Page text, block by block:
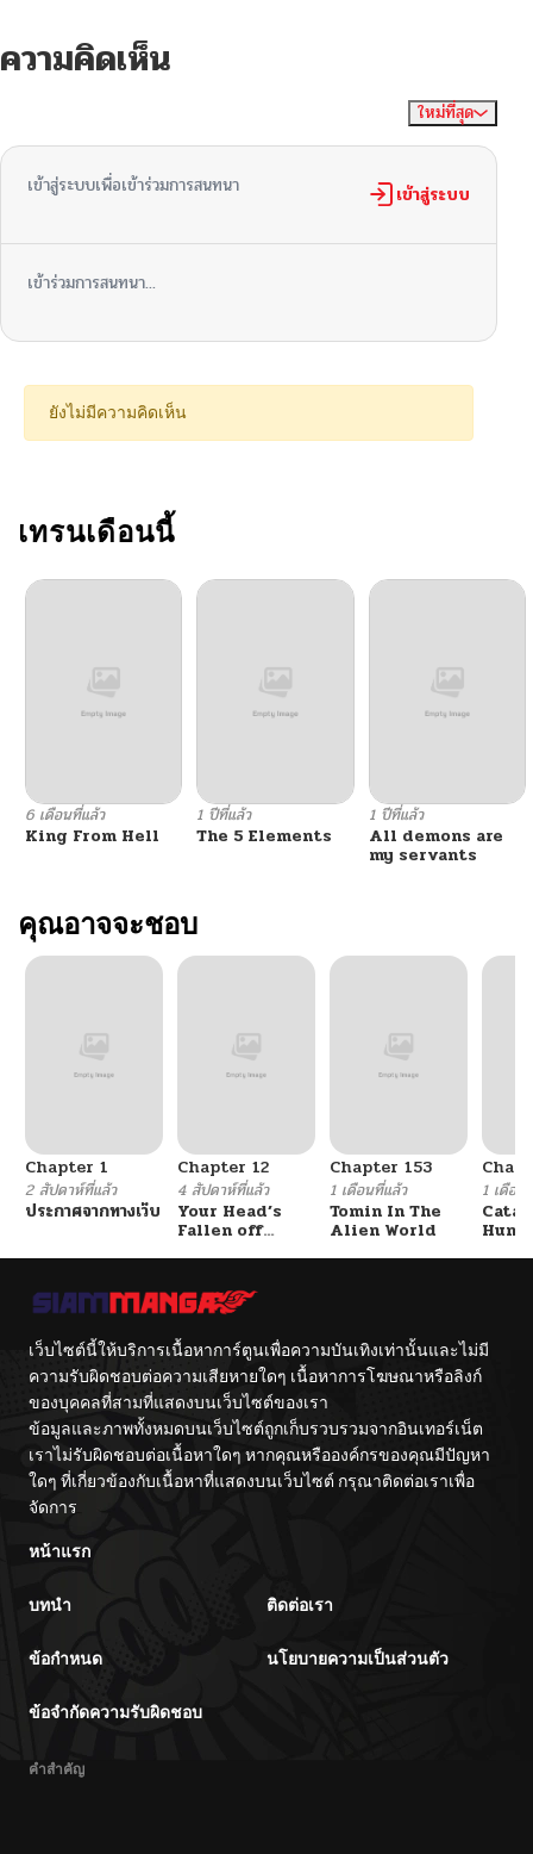
ความคิดเห็น
ใหม่ที่สุด
เข้าสู่ระบบเพื่อเข้าร่วมการสนทนา เข้าสู่ระบบ
เข้าร่วมการสนทนา...
ยังไม่มีความคิดเห็น
เทรนเดือนนี้
6 เดือนที่แล้ว
King From Hell
1 ปีที่แล้ว
The 5 Elements
1 ปีที่แล้ว
All demons are
my servants
คุณอาจจะชอบ
Chapter 1
2 สัปดาห์ที่แล้ว
ประกาศจากทางเว็บ
Chapter 12
4 สัปดาห์ที่แล้ว
Your Head’s
Fallen off
Chapter 153
1 เดือนที่แล้ว
Tomin In The
Alien World
1 เดือน
เว็บไซต์นี้ให้บริการเนื้อหาการ์ตูนเพื่อความบันเทิงเท่านั้นและไม่มี
ความรับผิดชอบต่อความเสียหายใดๆ เนื้อหาการโฆษณาหรือลิงก์
ของบุคคลที่สามที่แสดงบนเว็บไซต์ของเรา
ข้อมูลและภาพทั้งหมดบนเว็บไซต์ถูกเก็บรวบรวมจากอินเทอร์เน็ต
เราไม่รับผิดชอบต่อเนื้อหาใดๆ หากคุณหรือองค์กรของคุณมีปัญหา
ใดๆ ที่เกี่ยวข้องกับเนื้อหาที่แสดงบนเว็บไซต์ กรุณาติดต่อเราเพื่อ
จัดการ
หน้าแรก
บทนำ ติดต่อเรา
ข้อกำหนด นโยบายความเป็นส่วนตัว
ข้อจำกัดความรับผิดชอบ
คำสำคัญ